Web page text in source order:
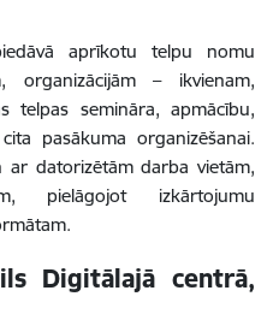
aprīkotu telpu nomu
organizācijām – ikvienam,
telpas semināra, apmācību,
pasākuma organizēšanai.
ar datorizētām darba vietām,
pielāgojot izkārtojumu
Digitālajā centrā,